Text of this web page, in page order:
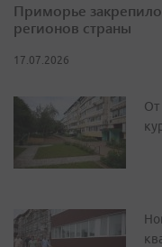
Приморье
регионов страны
17.07.2026
От